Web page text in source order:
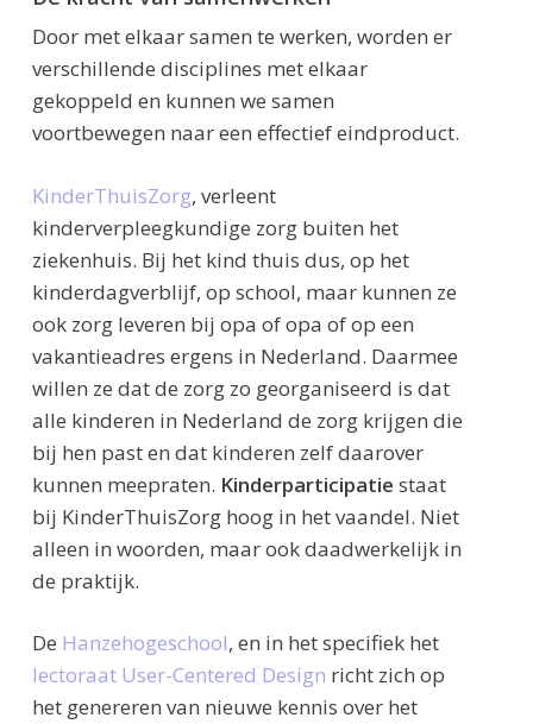
Door met elkaar samen te werken, worden er
verschillende disciplines met elkaar
gekoppeld en kunnen we samen
voortbewegen naar een effectief eindproduct.
KinderThuisZorg, verleent
kinderverpleegkundige zorg buiten het
ziekenhuis. Bij het kind thuis dus, op het
kinderdagverblijf, op school, maar kunnen ze
ook zorg leveren bij opa of opa of op een
vakantieadres ergens in Nederland. Daarmee
willen ze dat de zorg zo georganiseerd is dat
alle kinderen in Nederland de zorg krijgen die
bij hen past en dat kinderen zelf daarover
kunnen meepraten. Kinderparticipatie staat
bij KinderThuisZorg hoog in het vaandel. Niet
alleen in woorden, maar ook daadwerkelijk in
de praktijk.
De Hanzehogeschool, en in het specifiek het
lectoraat User-Centered Design richt zich op
het genereren van nieuwe kennis over het